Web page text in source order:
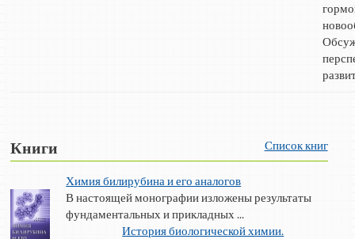
Книги Список книг
Химия билирубина и его аналогов
В настоящей монографии изложены результаты
фундаментальных и прикладных ...
История биологической химии.